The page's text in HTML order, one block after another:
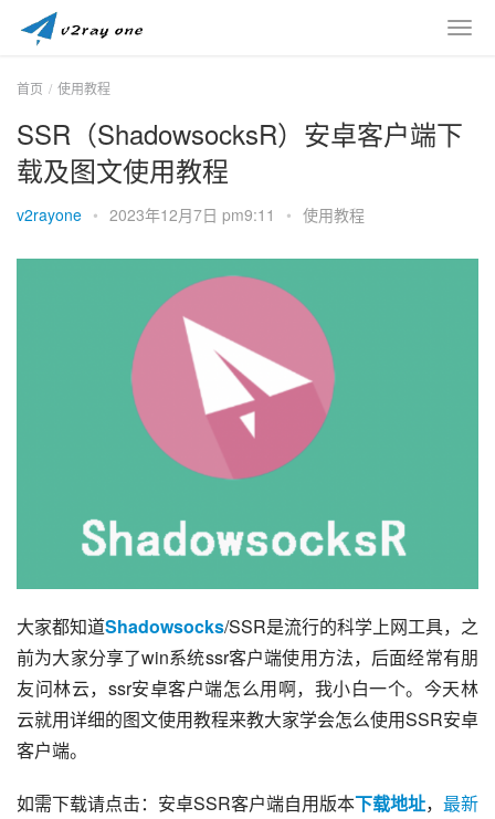
首页 使用教程
SSR（ShadowsocksR）安卓客户端下
载及图文使用教程
v2rayone • 2023年12月7日 pm9:11 • 使用教程
大家都知道Shadowsocks/SSR是流行的科学上网工具，之
前为大家分享了win系统ssr客户端使用方法，后面经常有朋
友问林云，ssr安卓客户端怎么用啊，我小白一个。今天林
云就用详细的图文使用教程来教大家学会怎么使用SSR安卓
客户端。
如需下载请点击：安卓SSR客户端自用版本下载地址， 最新